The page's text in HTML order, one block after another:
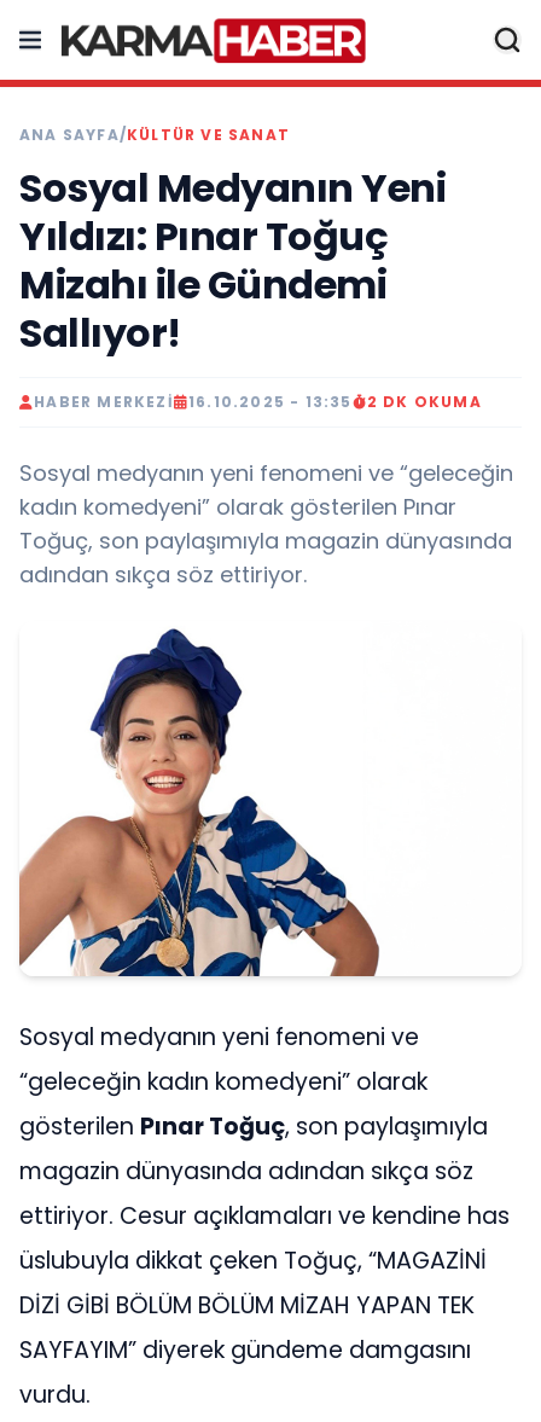
ANA SAYFA/KÜLTÜR VE SANAT
Sosyal Medyanın Yeni
Yıldızı: Pınar Toğuç
Mizahı ile Gündemi
Sallıyor!
HABER MERKEZI 16.10.2025 - 13:35 2 DK OKUMA
Sosyal medyanın yeni fenomeni ve “geleceğin
kadın komedyeni” olarak gösterilen Pınar
Toğuç, son paylaşımıyla magazin dünyasında
adından sıkça söz ettiriyor.
Sosyal medyanın yeni fenomeni ve
“geleceğin kadın komedyeni” olarak
gösterilen Pınar Toğuç, son paylaşımıyla
magazin dünyasında adından sıkça söz
ettiriyor. Cesur açıklamaları ve kendine has
üslubuyla dikkat çeken Toğuç, “MAGAZİNİ
DİZİ GİBİ BÖLÜM BÖLÜM MİZAH YAPAN TEK
SAYFAYIM” diyerek gündeme damgasını
vurdu.